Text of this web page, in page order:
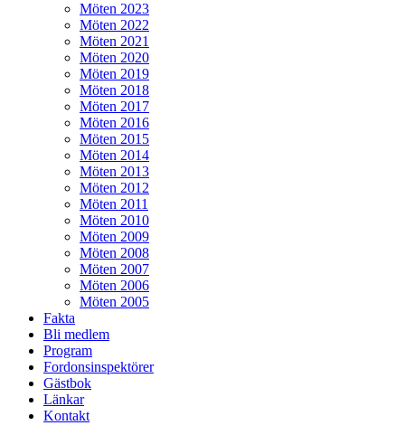
Möten 2023
Möten 2022
Möten 2021
Möten 2020
Möten 2019
Möten 2018
Möten 2017
Möten 2016
Möten 2015
Möten 2014
Möten 2013
Möten 2012
Möten 2011
Möten 2010
Möten 2009
Möten 2008
Möten 2007
Möten 2006
Möten 2005
Fakta
Bli medlem
Program
Fordonsinspektörer
Gästbok
Länkar
Kontakt